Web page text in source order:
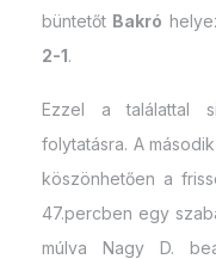
büntetőt Bakró
2-1.
Ezzel a találattal
folytatásra. A
köszönhetően a
47.percben egy
múlva Nagy D.